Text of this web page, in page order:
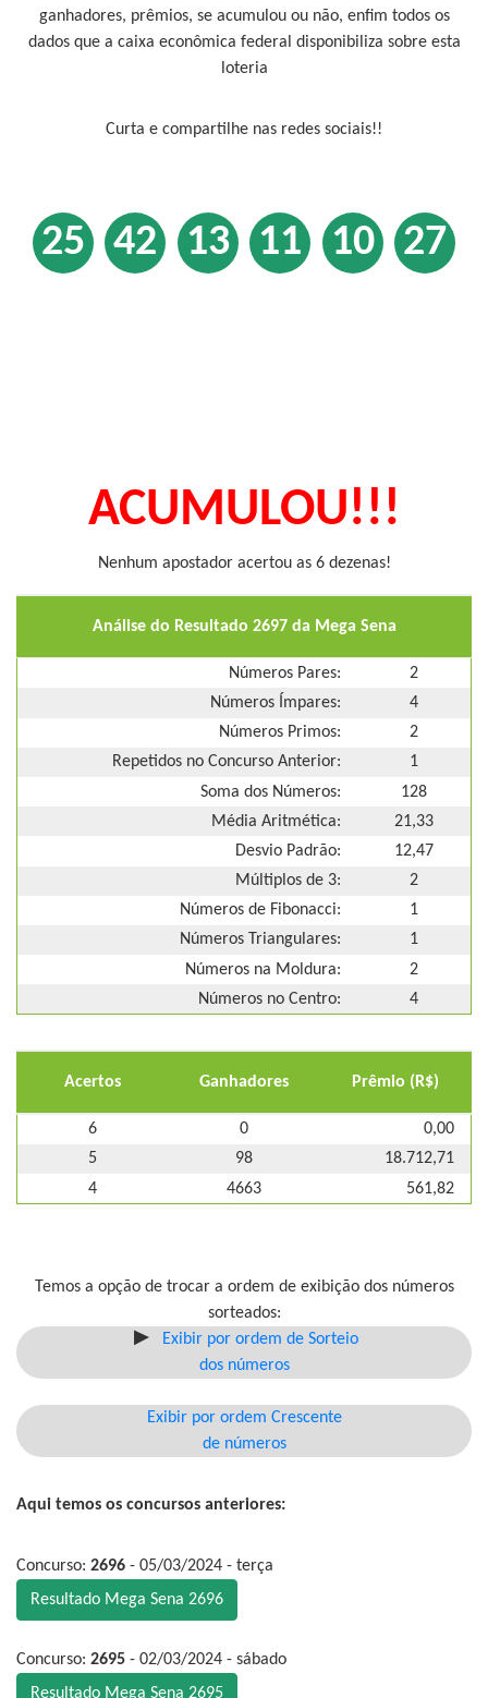
ganhadores, prêmios, se acumulou ou não, enfim todos os
dados que a caixa econômica federal disponibiliza sobre esta
loteria
Curta e compartilhe nas redes sociais!!
25 42 13 11 10 27
ACUMULOU!!!
Nenhum apostador acertou as 6 dezenas!
Análise do Resultado 2697 da Mega Sena
Números Pares:
2
Números Ímpares:
4
Números Primos:
2
Repetidos no Concurso Anterior:
1
Soma dos Números:
128
Média Aritmética:
21,33
Desvio Padrão:
12,47
Múltiplos de 3:
2
Números de Fibonacci:
1
Números Triangulares:
1
Números na Moldura:
2
Números no Centro:
4
Acertos Ganhadores Prêmio (R$)
6 0
0,00
5
98
18.712,71
4
4663 561,82
Temos a opção de trocar a ordem de exibição dos números
sorteados:
Exibir por ordem de Sorteio
dos números
Exibir por ordem Crescente
de números
Aqui temos os concursos anteriores:
Concurso: 2696 - 05/03/2024 - terça
Resultado Mega Sena 2696
Concurso: 2695 - 02/03/2024 - sábado
Resultado Mega Sena 2695